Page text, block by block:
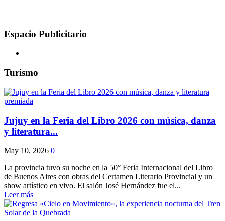
Espacio Publicitario
Turismo
Jujuy en la Feria del Libro 2026 con música, danza
y literatura...
May 10, 2026 0
La provincia tuvo su noche en la 50° Feria Internacional del Libro
de Buenos Aires con obras del Certamen Literario Provincial y un
show artístico en vivo. El salón José Hernández fue el...
Leer más